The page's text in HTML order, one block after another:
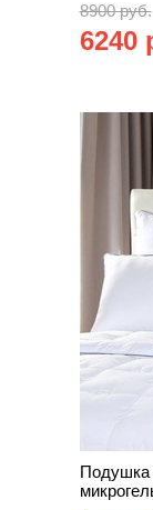
8900 руб.
6240
Подушка